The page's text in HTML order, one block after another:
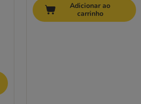
Adicionar ao
carrinho